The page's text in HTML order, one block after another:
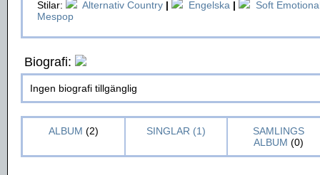
Stilar: Alternativ Country | Engelska |
Soft
Mespop
Biografi:
Ingen biografi tillgänglig
ALBUM (2) SINGLAR (1)
SAMLINGS
ALBUM (0)